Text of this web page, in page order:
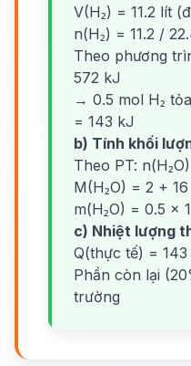
V(H₂) = 11.2 lít
n(H₂) = 11.2 /
Theo phương
572 kJ
→ 0.5 mol H₂
= 143 kJ
b) Tính khối
Theo PT:
M(H₂O) = 2 +
m(H₂O) = 0.5 ×
c) Nhiệt lượng
Q(thực tế) =
Phần còn lại
trường